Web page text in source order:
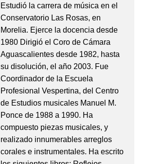
Estudió la carrera de música en el
Conservatorio Las Rosas, en
Morelia. Ejerce la docencia desde
1980 Dirigió el Coro de Cámara
Aguascalientes desde 1982, hasta
su disolución, el año 2003. Fue
Coordinador de la Escuela
Profesional Vespertina, del Centro
de Estudios musicales Manuel M.
Ponce de 1988 a 1990. Ha
compuesto piezas musicales, y
realizado innumerables arreglos
corales e instrumentales. Ha escrito